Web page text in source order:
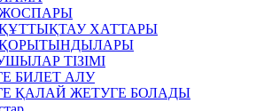
ХАТТАРЫ
ТІЗІМІ
БИЛЕТ АЛУ
ҚАЛАЙ ЖЕТУГЕ БОЛАДЫ